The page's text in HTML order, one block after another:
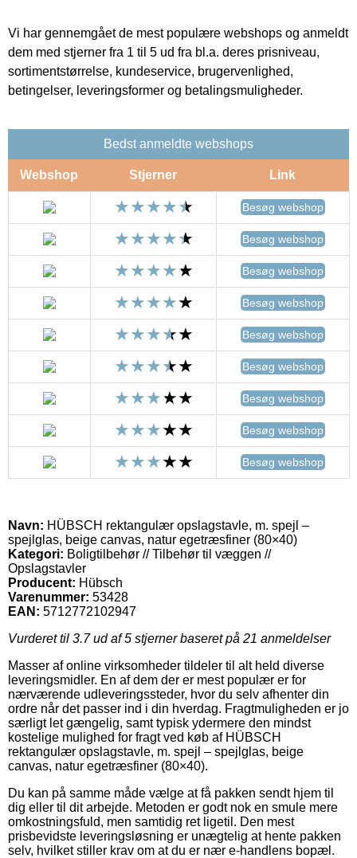
Vi har gennemgået de mest populære webshops og anmeldt
dem med stjerner fra 1 til 5 ud fra bl.a. deres prisniveau,
sortimentstørrelse, kundeservice, brugervenlighed,
betingelser, leveringsformer og betalingsmuligheder.
Bedst anmeldte webshops
Webshop Stjerner Link
Besøg webshop
Besøg webshop
Besøg webshop
Besøg webshop
Besøg webshop
Besøg webshop
Besøg webshop
Besøg webshop
Besøg webshop
Navn: HÜBSCH rektangulær opslagstavle, m. spejl –
spejlglas, beige canvas, natur egetræsfiner (80×40)
Kategori: Boligtilbehør // Tilbehør til væggen //
Opslagstavler
Producent: Hübsch
Varenummer: 53428
EAN: 5712772102947
Vurderet til 3.7ud af 5 stjerner baseret på 21 anmeldelser
Masser af online virksomheder tildeler til alt held diverse
leveringsmidler. En af dem der er mest populær er for
nærværende udleveringssteder, hvor du selv afhenter din
ordre når det passer ind i din hverdag. Fragtmuligheden er jo
særligt let gængelig, samt typisk ydermere den mindst
kostelige mulighed for fragt ved køb af HÜBSCH
rektangulær opslagstavle, m. spejl – spejlglas, beige
canvas, natur egetræsfiner (80×40).
Du kan på samme måde vælge at få pakken sendt hjem til
dig eller til dit arbejde. Metoden er godt nok en smule mere
omkostningsfuld, men samtidig ret ligetil. Den mest
prisbevidste leveringsløsning er unægtelig at hente pakken
selv, hvilket stiller krav om at du er nær e-handlens bopæl.